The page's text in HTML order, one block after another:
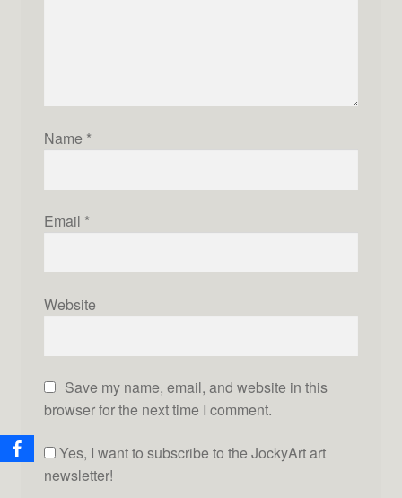
Name *
Email *
Website
Save my name, email, and website in this
browser for the next time I comment.
Yes, I want to subscribe to the JockyArt art
newsletter!